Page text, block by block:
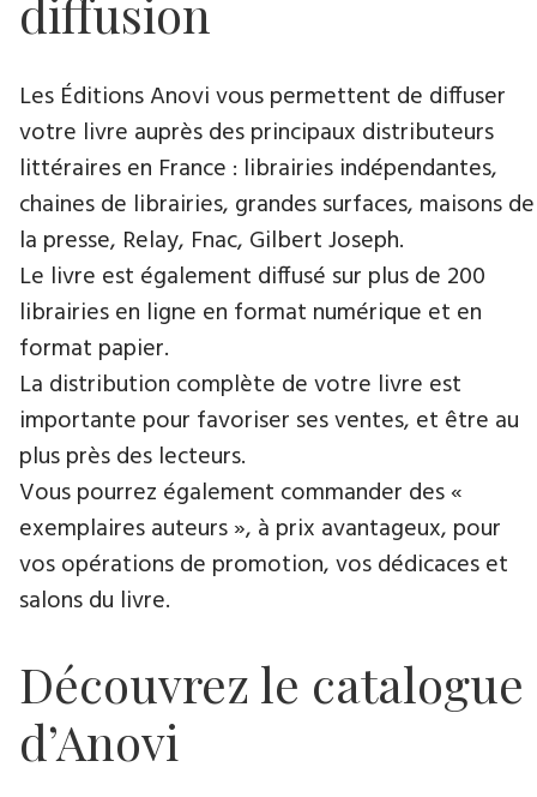
diffusion
Les Éditions Anovi vous permettent de diffuser
votre livre auprès des principaux distributeurs
littéraires en France : librairies indépendantes,
chaines de librairies, grandes surfaces, maisons de
la presse, Relay, Fnac, Gilbert Joseph.
Le livre est également diffusé sur plus de 200
librairies en ligne en format numérique et en
format papier.
La distribution complète de votre livre est
importante pour favoriser ses ventes, et être au
plus près des lecteurs.
Vous pourrez également commander des «
exemplaires auteurs », à prix avantageux, pour
vos opérations de promotion, vos dédicaces et
salons du livre.
Découvrez le catalogue
d’Anovi